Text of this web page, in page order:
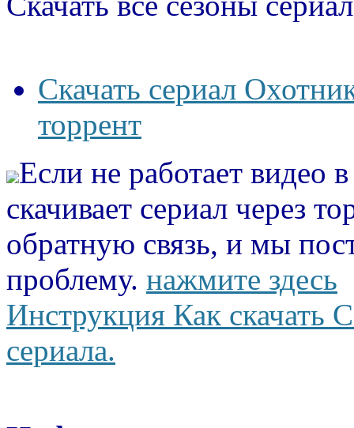
Скачать сериал
торрент
Если не работает видео
скачивает сериал через
обратную связь, и мы
проблему. нажмите здесь
Инструкция Как скачать
сериала.